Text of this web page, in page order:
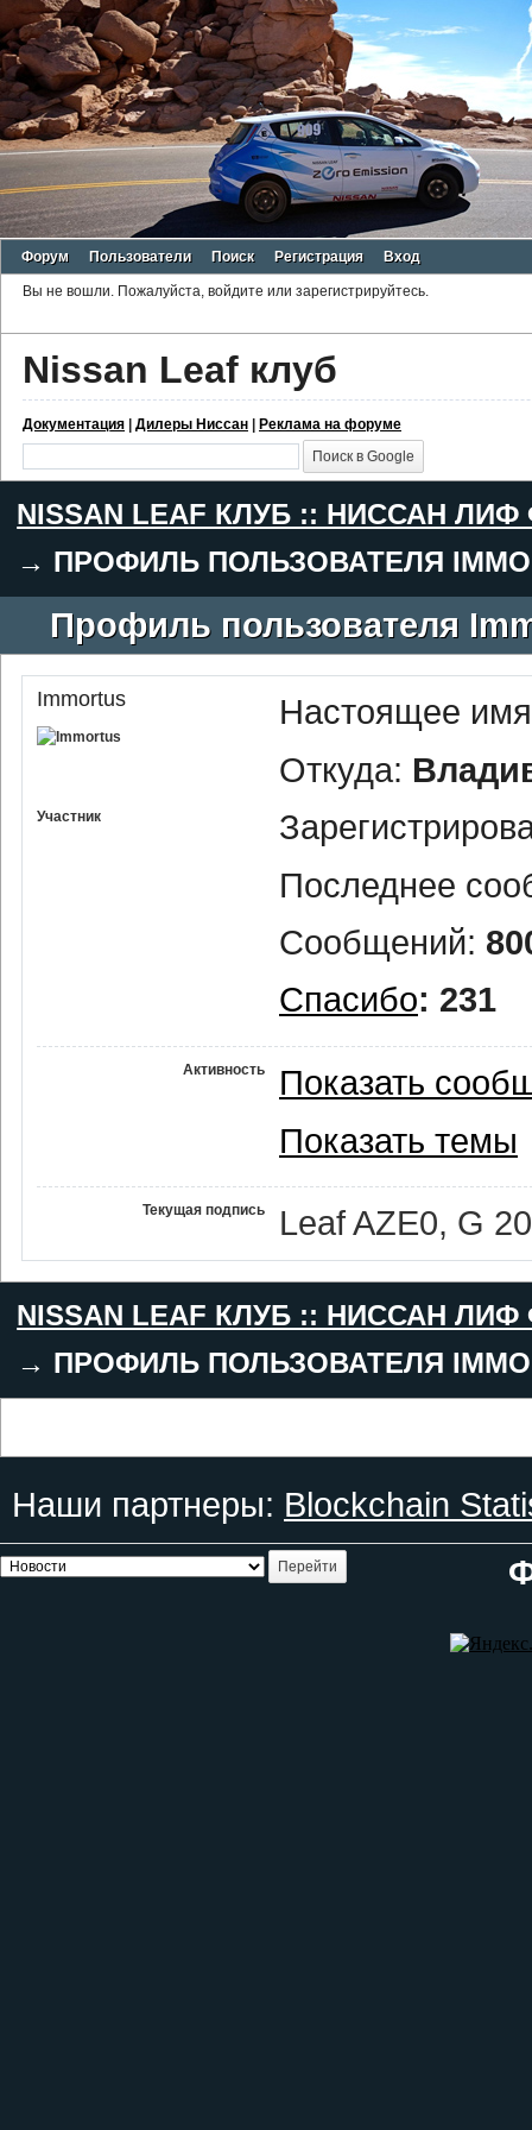
Форум Пользователи Поиск Регистрация Вход
Вы не вошли. Пожалуйста, войдите или зарегистрируйтесь.
Nissan Leaf клуб
Документация | Дилеры Ниссан | Реклама на форуме
NISSAN LEAF КЛУБ :: НИССАН
→ ПРОФИЛЬ ПОЛЬЗОВАТЕЛЯ
Профиль пользователя
Immortus
Участник
Настоящее
Откуда:
Последнее
Сообщений:
Спасибо: 231
Активность
Показать
Показать темы
Текущая подпись Leaf AZE0, G
NISSAN LEAF КЛУБ :: НИССАН
→ ПРОФИЛЬ ПОЛЬЗОВАТЕЛЯ
Наши партнеры: Blockchain